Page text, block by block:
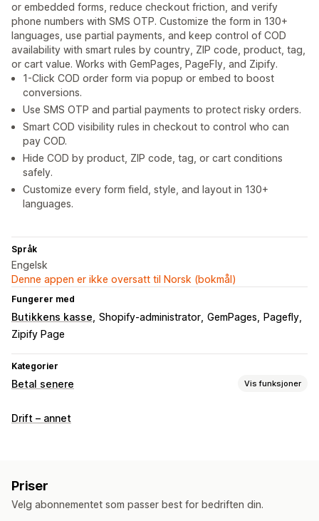
or embedded forms, reduce checkout friction, and verify
phone numbers with SMS OTP. Customize the form in 130+
languages, use partial payments, and keep control of COD
availability with smart rules by country, ZIP code, product, tag,
or cart value. Works with GemPages, PageFly, and Zipify.
1-Click COD order form via popup or embed to boost
conversions.
Use SMS OTP and partial payments to protect risky orders.
Smart COD visibility rules in checkout to control who can
pay COD.
Hide COD by product, ZIP code, tag, or cart conditions
safely.
Customize every form field, style, and layout in 130+
languages.
Språk
Engelsk
Denne appen er ikke oversatt til Norsk (bokmål)
Fungerer med
Butikkens kasse Shopify-administrator GemPages
Pagefly
Zipify Page
Kategorier
Betal senere Vis funksjoner
COD-administrasjon
Skjematilpasning
Drift – annet
Priser
Velg abonnementet som passer best for bedriften din.